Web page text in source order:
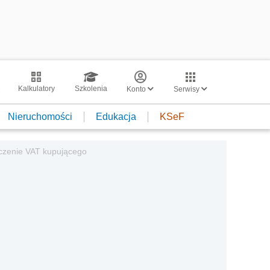
Kalkulatory Szkolenia Konto Serwisy
Nieruchomości Edukacja KSeF
VAT kupującego